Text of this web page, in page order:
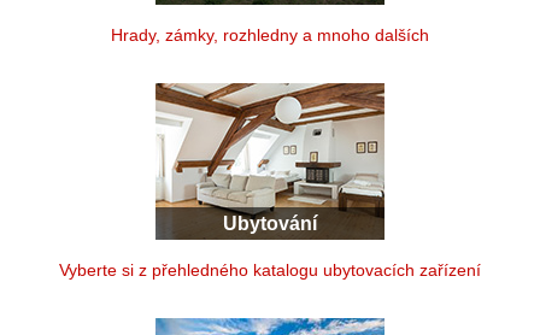
Hrady, zámky, rozhledny a mnoho dalších
Ubytování
Vyberte si z přehledného katalogu ubytovacích zařízení